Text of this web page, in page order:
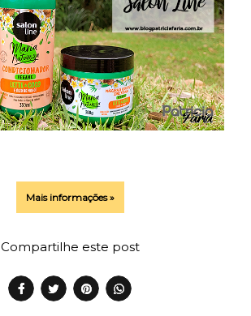
Mais informações »
Compartilhe este post